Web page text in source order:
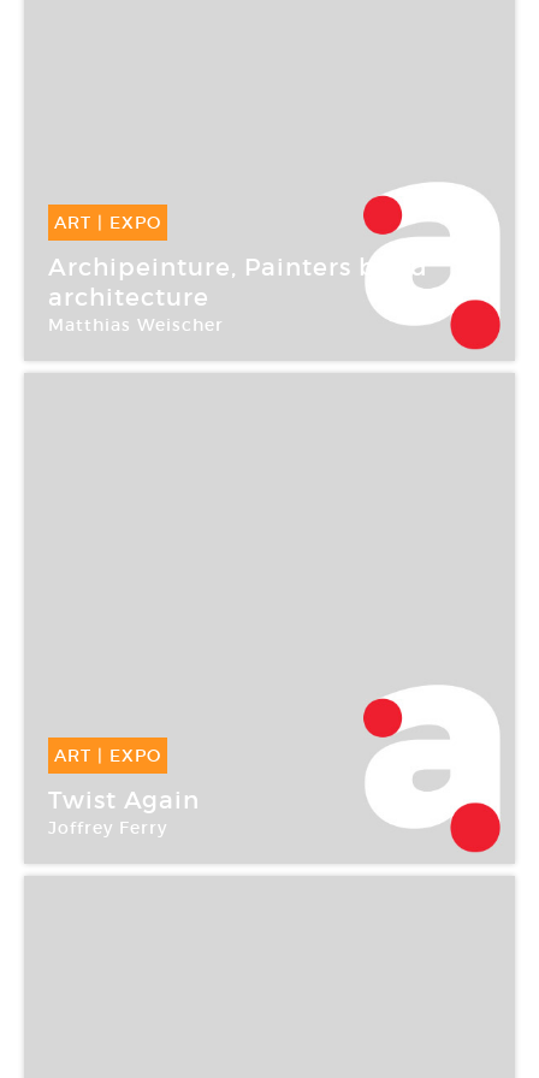
ART | EXPO
16 Mar -21 Mai 2006
Archipeinture, Painters build
architecture
Matthias Weischer
ART | EXPO
11 Mar -22 Avr 2006
Twist Again
Joffrey Ferry